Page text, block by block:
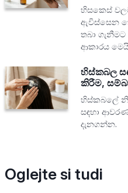
හිසකෙස්
ඇවිස්සෙන
තබා
ආකාරය
හිස්කබල
කිරීම,
හිස්කබලේ
සඳහා
දැනගන්න.
Oglejte si tudi